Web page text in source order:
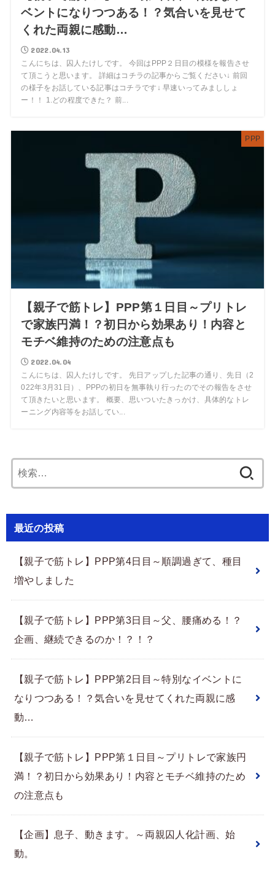
ベントになりつつある！？気合いを見せて
くれた両親に感動…
2022.04.13
こんにちは、囚人たけしです。 今回はPPP２日目の模様を報告させ
て頂こうと思います。 詳細はコチラの記事からご覧ください↓ 前回
の様子をお話している記事はコチラです↓ 早速いってみまししょ
ー！！ 1.どの程度できた？ 前...
PPP
【親子で筋トレ】PPP第１日目～プリトレ
で家族円満！？初日から効果あり！内容と
モチベ維持のための注意点も
2022.04.04
こんにちは、囚人たけしです。 先日アップした記事の通り、先日（2
022年3月31日）、PPPの初日を無事執り行ったのでその報告をさせ
て頂きたいと思います。 概要、思いついたきっかけ、具体的なトレ
ーニング内容等をお話してい...
索:
最近の投稿
【親子で筋トレ】PPP第4日目～順調過ぎて、種目
増やしました
【親子で筋トレ】PPP第3日目～父、腰痛める！？
企画、継続できるのか！？！？
【親子で筋トレ】PPP第2日目～特別なイベントに
なりつつある！？気合いを見せてくれた両親に感
動…
【親子で筋トレ】PPP第１日目～プリトレで家族円
満！？初日から効果あり！内容とモチベ維持のため
の注意点も
【企画】息子、動きます。～両親囚人化計画、始
動。